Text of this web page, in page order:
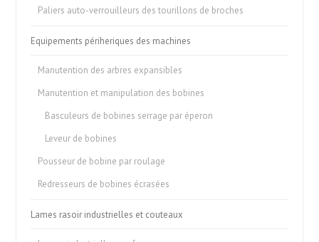
Paliers auto-verrouilleurs des tourillons de broches
Equipements périheriques des machines
Manutention des arbres expansibles
Manutention et manipulation des bobines
Basculeurs de bobines serrage par éperon
Leveur de bobines
Pousseur de bobine par roulage
Redresseurs de bobines écrasées
Lames rasoir industrielles et couteaux